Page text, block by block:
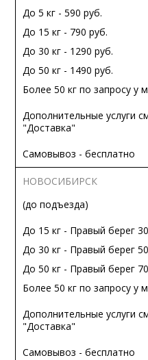
До 5 кг - 590 руб.
До 15 кг - 790 руб.
До 30 кг - 1290 руб.
До 50 кг - 1490 руб.
Более 50 кг по запросу у
Дополнительные услуги
"Доставка"
Самовывоз - бесплатно
НОВОСИБИРСК
(до подъезда)
До 15 кг - Правый берег
До 30 кг - Правый берег
До 50 кг - Правый берег
Более 50 кг по запросу у
Дополнительные услуги
"Доставка"
Самовывоз - бесплатно